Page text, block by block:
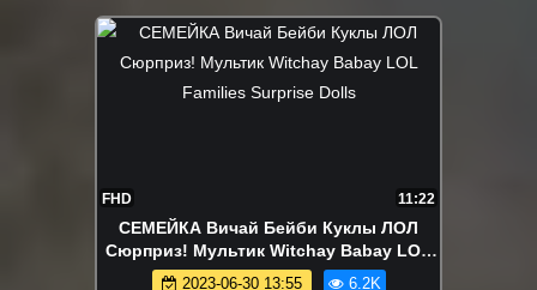
FHD 11:22
СЕМЕЙКА Вичай Бейби Куклы ЛОЛ
Сюрприз! Мультик Witchay Babay LOL
Families Surprise Dolls
2023-06-30 13:55 6.2K